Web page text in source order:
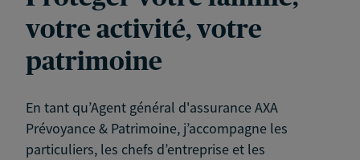
votre activité, votre
patrimoine
En tant qu’Agent général d'assurance AXA
Prévoyance & Patrimoine, j’accompagne les
particuliers, les chefs d’entreprise et les